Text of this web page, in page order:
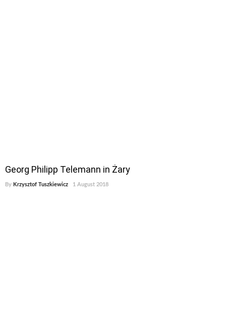
Georg Philipp Telemann in Żary
By Krzysztof Tuszkiewicz 1 August 2018